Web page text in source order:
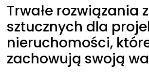
Breadcrumb
Trwałe rozwiązania
sztucznych dla
nieruchomości,
zachowują swoją